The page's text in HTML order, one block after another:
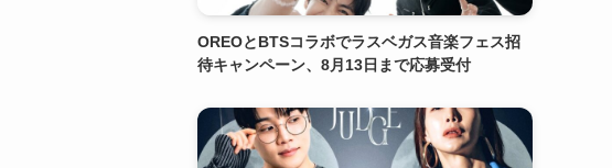
OREOとBTSコラボでラスベガス音楽フェス招
待キャンペーン、8月13日まで応募受付